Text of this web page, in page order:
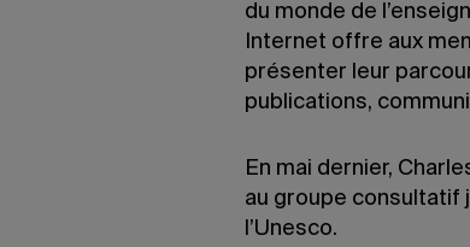
du monde de
Internet offre aux
présenter leur
publications,
En mai dernier,
au groupe consultatif
l’Unesco.